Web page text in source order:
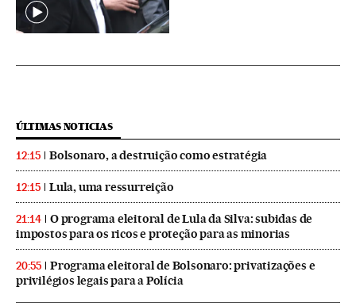
ÚLTIMAS NOTICIAS
12:15 Bolsonaro, a destruição como estratégia
12:15 Lula, uma ressurreição
21:14
O programa eleitoral de Lula da Silva: subidas de
impostos para os ricos e proteção para as minorias
20:55
Programa eleitoral de Bolsonaro: privatizações e
privilégios legais para a Polícia